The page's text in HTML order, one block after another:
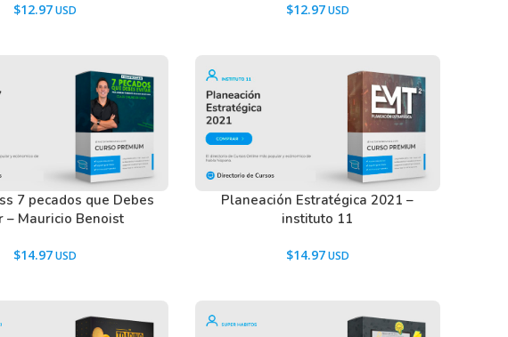
$12.97 $12.97
7 pecados que Debes
– Mauricio Benoist
$14.97
Planeación Estratégica 2021 –
instituto 11
$14.97